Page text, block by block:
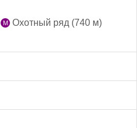
Охотный ряд (740 м)